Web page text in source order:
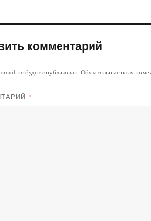
комментарий
не будет опубликован.Обязательные поля
*